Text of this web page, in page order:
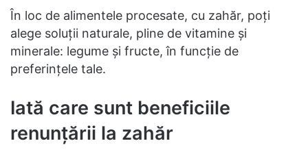
În loc de alimentele procesate, cu zahăr, poți
alege soluții naturale, pline de vitamine și
minerale: legume și fructe, în funcție de
preferințele tale.
Iată care sunt beneficiile
renunțării la zahăr